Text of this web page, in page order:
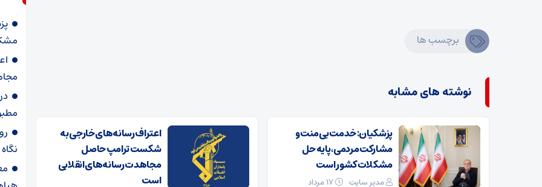
برچسب ها
نوشته های مشابه
پزشکیان: خدمت بی‌منت و
مشارکت مردمی، پایه حل
مشکلات کشور است
مدیر سایت
اعتراف رسانه‌های خارجی به
شکست ترامپ حاصل
مجاهدت رسانه‌های انقلابی
است